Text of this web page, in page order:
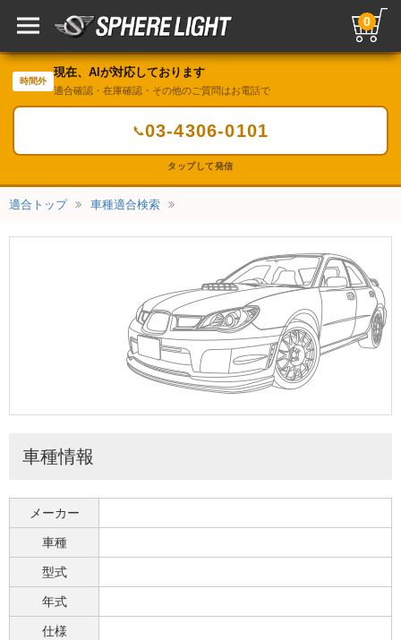
0
時間外
現在、AIが対応しております
適合確認・在庫確認・その他のご質問はお電話で
📞03-4306-0101
タップして発信
適合トップ 車種適合検索
車種情報
メーカー
車種
型式
年式
仕様